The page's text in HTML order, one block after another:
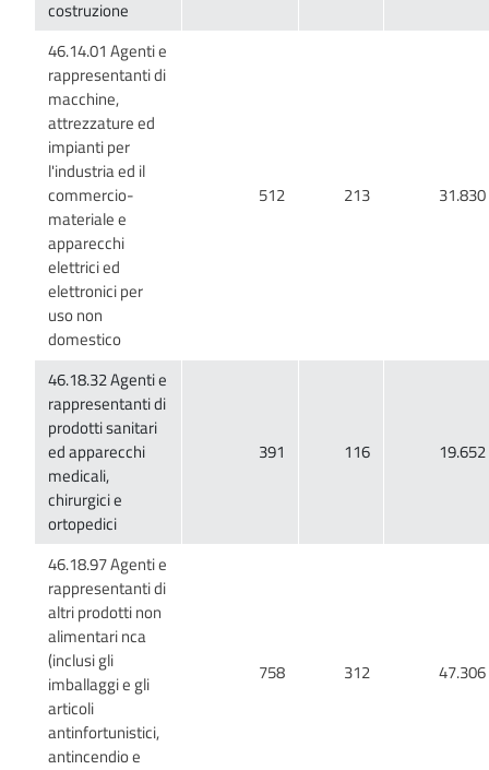
46.14.01 Agenti e
rappresentanti di
macchine,
attrezzature ed
impianti per
l'industria ed il
materiale e
apparecchi
elettrici ed
elettronici per
uso non
46.18.32 Agenti e
rappresentanti di
prodotti sanitari
ed apparecchi
medicali,
chirurgici e
46.18.97 Agenti e
rappresentanti di
altri prodotti non
alimentari nca
(inclusi gli
imballaggi e gli
articoli
antinfortunistici,
antincendio e